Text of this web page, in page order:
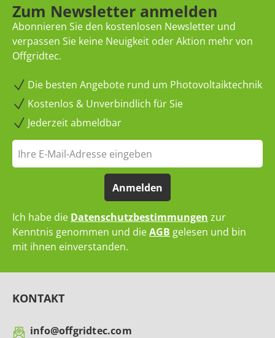
Zum Newsletter anmelden
Abonnieren Sie den kostenlosen Newsletter und
verpassen Sie keine Neuigkeit oder Aktion mehr von
Offgridtec.
Die besten Angebote rund um Photovoltaiktechnik
Kostenlos & Unverbindlich für Sie
Jederzeit abmeldbar
Anmelden
Ich habe die Datenschutzbestimmungen zur
Kenntnis genommen und dieAGB gelesen und bin
mit ihnen einverstanden.
KONTAKT
info@offgridtec.com